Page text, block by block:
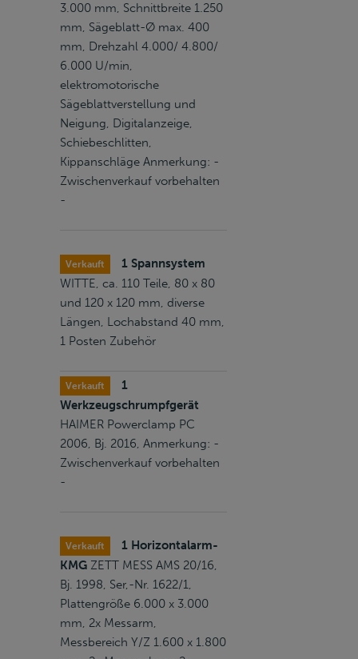
3.000 mm, Schnittbreite 1.250
mm, Sägeblatt-Ø max. 400
mm, Drehzahl 4.000/ 4.800/
6.000 U/min,
elektromotorische
Sägeblattverstellung und
Neigung, Digitalanzeige,
Schiebeschlitten,
Kippanschläge Anmerkung: -
Zwischenverkauf vorbehalten
-
Verkauft
1 Spannsystem
WITTE, ca. 110 Teile, 80 x 80
und 120 x 120 mm, diverse
Längen, Lochabstand 40 mm,
1 Posten Zubehör
Verkauft
1
Werkzeugschrumpfgerät
HAIMER Powerclamp PC
2006, Bj. 2016, Anmerkung: -
Zwischenverkauf vorbehalten
-
Verkauft
1 Horizontalarm-
KMG ZETT MESS AMS 20/16,
Bj. 1998, Ser,-Nr. 1622/1,
Plattengröße 6.000 x 3.000
mm, 2x Messarm,
Messbereich Y/Z 1.600 x 1.800